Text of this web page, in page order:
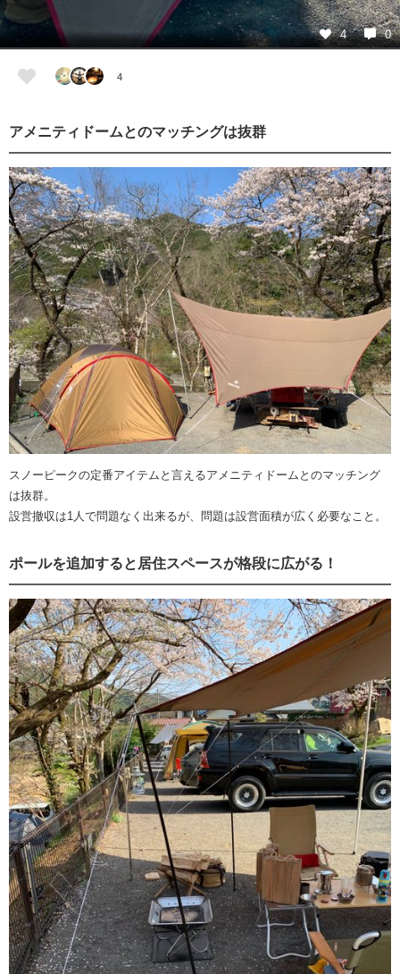
4 0
4
アメニティドームとのマッチングは抜群
スノーピークの定番アイテムと言えるアメニティドームとのマッチング
は抜群。
設営撤収は1人で問題なく出来るが、問題は設営面積が広く必要なこと。
ポールを追加すると居住スペースが格段に広がる！